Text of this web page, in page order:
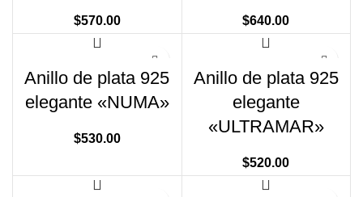
$570.00 $640.00
Anillo de plata 925
elegante «NUMA»
$530.00
Anillo de plata 925
elegante
«ULTRAMAR»
$520.00